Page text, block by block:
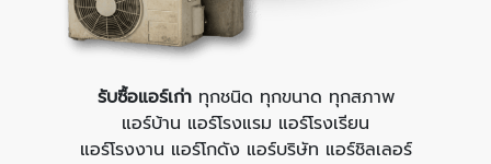
รับซื้อแอร์เก่าทุกชนิด ทุกขนาด ทุกสภาพ
แอร์บ้าน แอร์โรงแรม แอร์โรงเรียน
แอร์โรงงาน แอร์โกดัง แอร์บริษัท แอร์ชิลเลอร์